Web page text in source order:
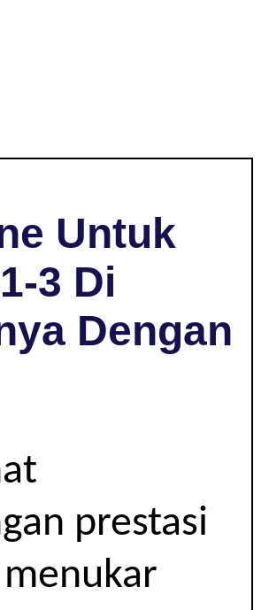
Untuk
3 Di
Dengan
prestasi